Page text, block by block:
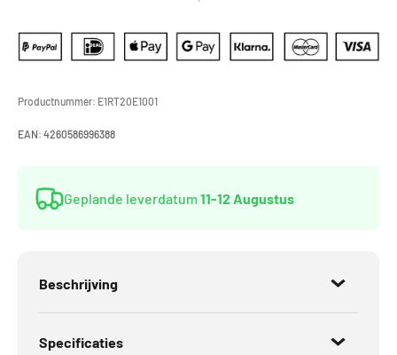
Productnummer: E1RT20E1001
EAN: 4260586996388
Geplande leverdatum11-12 Augustus
Beschrijving
Specificaties